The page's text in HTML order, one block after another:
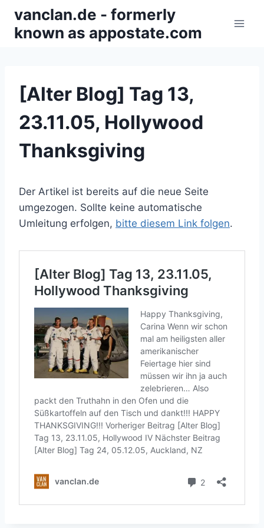
Inhalt
springen
vanclan.de - formerly
known as appostate.com
[Alter Blog] Tag 13,
23.11.05, Hollywood
Thanksgiving
Der Artikel ist bereits auf die neue Seite
umgezogen. Sollte keine automatische
Umleitung erfolgen, bitte diesem Link folgen.